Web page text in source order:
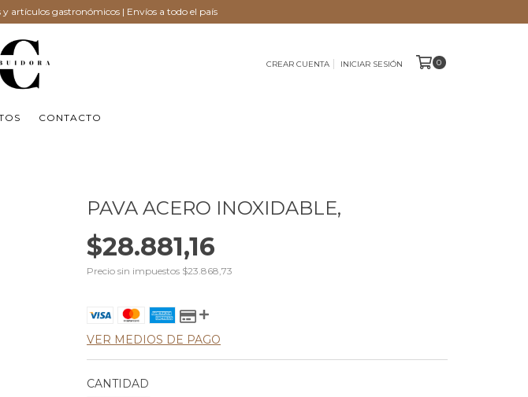
artículos gastronómicos | Envíos a todo el país
CREAR CUENTA INICIAR SESIÓN 0
CONTACTO
PAVA ACERO INOXIDABLE,
$28.881,16
Precio sin impuestos $23.868,73
VER MEDIOS DE PAGO
CANTIDAD